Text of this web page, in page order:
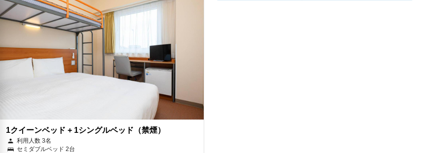
1クイーンベッド + 1シングルベッド（禁煙）
利用人数 3名
セミダブルベッド 2台